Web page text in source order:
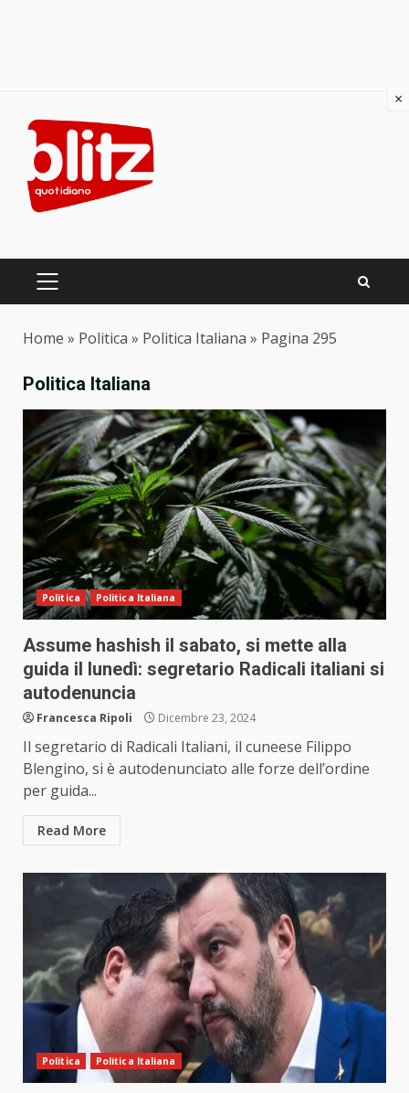
content
PRIMARY
Home » Politica » Politica Italiana » Pagina 295
Politica Italiana
Politica Politica Italiana
Assume hashish il sabato, si mette alla
guida il lunedì: segretario Radicali italiani si
autodenuncia
Francesca Ripoli Dicembre 23, 2024
Il segretario di Radicali Italiani, il cuneese Filippo
Blengino, si è autodenunciato alle forze dell’ordine
per guida...
Read More
Politica Politica Italiana
×